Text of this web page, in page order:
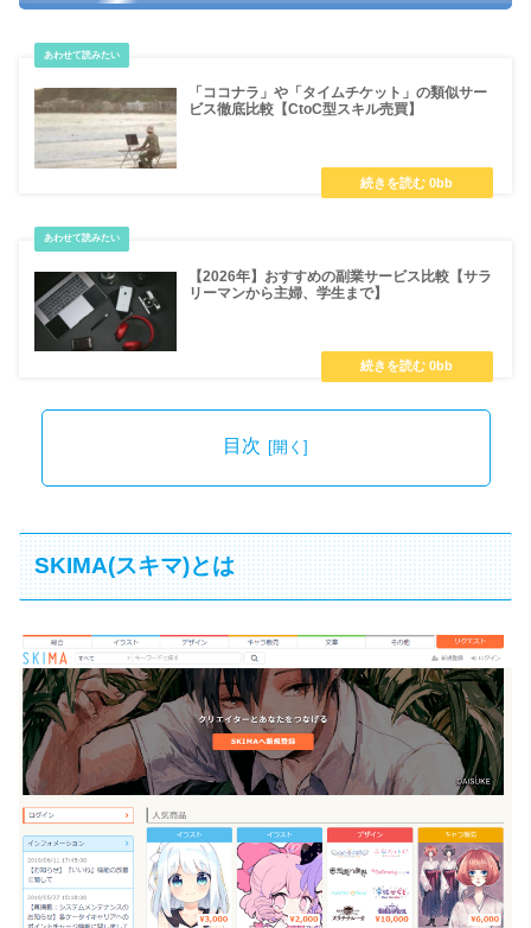
「ココナラ」や「タイムチケット」の類似サー
ビス徹底比較【CtoC型スキル売買】
【2026年】おすすめの副業サービス比較【サラ
リーマンから主婦、学生まで】
目次
SKIMA(スキマ)とは